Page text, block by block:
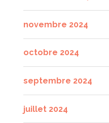
novembre 2024
octobre 2024
septembre 2024
juillet 2024